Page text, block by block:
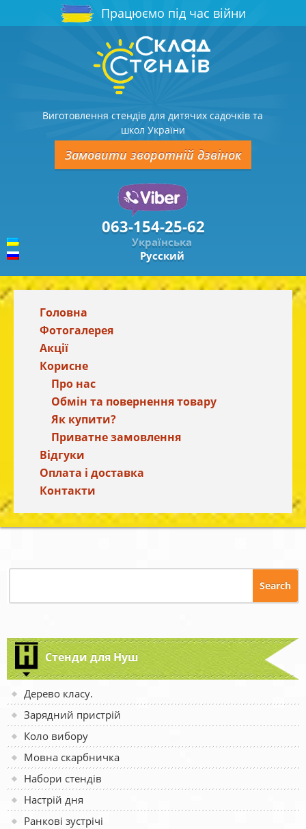
Працюємо під час війни
Виготовлення стендів для дитячих садочків та
школ України
Замовити зворотній дзвінок
063-154-25-62
Українська
Русский
Головна
Фотогалерея
Акції
Корисне
Про нас
Обмін та повернення товару
Як купити?
Приватне замовлення
Відгуки
Оплата і доставка
Контакти
Стенди для Нуш
Дерево класу.
Зарядний пристрій
Коло вибору
Мовна скарбничка
Набори стендів
Настрій дня
Ранкові зустрічі